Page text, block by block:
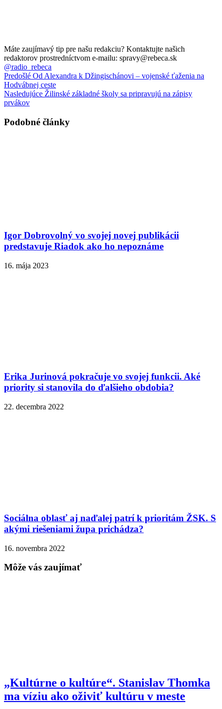
Máte zaujímavý tip pre našu redakciu? Kontaktujte našich
redaktorov prostredníctvom e-mailu: spravy@rebeca.sk
@radio_rebeca
Predošlé Od Alexandra k Džingischánovi – vojenské ťaženia na
Hodvábnej ceste
Nasledujúce Žilinské základné školy sa pripravujú na zápisy
prvákov
Podobné články
Igor Dobrovolný vo svojej novej publikácii
predstavuje Riadok ako ho nepoznáme
16. mája 2023
Erika Jurinová pokračuje vo svojej funkcii. Aké
priority si stanovila do ďalšieho obdobia?
22. decembra 2022
Sociálna oblasť aj naďalej patrí k prioritám ŽSK. S
akými riešeniami župa prichádza?
16. novembra 2022
Môže vás zaujímať
„Kultúrne o kultúre“. Stanislav Thomka
ma víziu ako oživiť kultúru v meste